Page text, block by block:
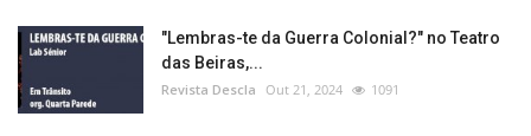
"Lembras-te da Guerra Colonial?" no Teatro
das Beiras,...
Revista Descla Out 21, 2024 1091